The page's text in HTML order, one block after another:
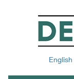
English